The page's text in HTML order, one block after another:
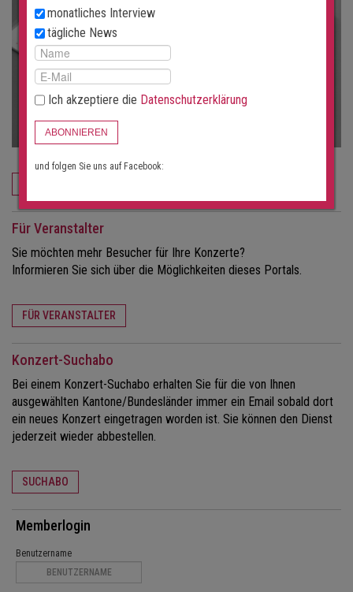
Für Veranstalter
Sie möchten mehr Besucher für Ihre Konzerte?
Informieren Sie sich über die Möglichkeiten dieses Portals.
FÜR VERANSTALTER
Konzert-Suchabo
Bei einem Konzert-Suchabo erhalten Sie für die von Ihnen
ausgewählten Kantone/Bundesländer immer ein Email sobald dort
ein neues Konzert eingetragen worden ist. Sie können den Dienst
jederzeit wieder abbestellen.
SUCHABO
Memberlogin
Benutzername
monatliches Interview
tägliche News
Ich akzeptiere die Datenschutzerklärung
ABONNIEREN
und folgen Sie uns auf Facebook: